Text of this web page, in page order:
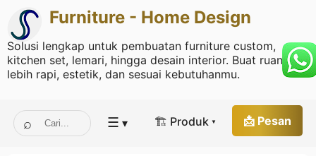
Furniture - Home Design
Solusi lengkap untuk pembuatan furniture custom,
kitchen set, lemari, hingga desain interior. Buat ruang
lebih rapi, estetik, dan sesuai kebutuhanmu.
☰ ▾ 🏗 Produk ▾ 📩 Pesan